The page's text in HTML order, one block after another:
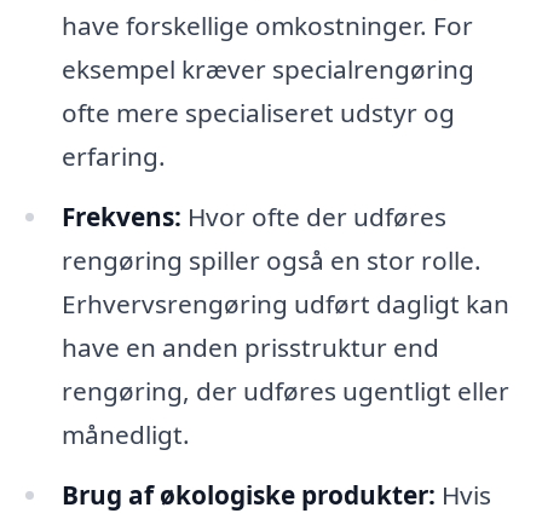
have forskellige omkostninger. For
eksempel kræver specialrengøring
ofte mere specialiseret udstyr og
erfaring.
Frekvens: Hvor ofte der udføres
rengøring spiller også en stor rolle.
Erhvervsrengøring udført dagligt kan
have en anden prisstruktur end
rengøring, der udføres ugentligt eller
månedligt.
Brug af økologiske produkter: Hvis